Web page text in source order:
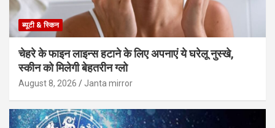
ब्यूटी & स्किन
चेहरे के फाइन लाइन्स हटाने के लिए अपनाएं ये घरेलू नुस्खे,
स्कीन को मिलेगी बेहतरीन ग्लो
August 8, 2026 Janta mirror